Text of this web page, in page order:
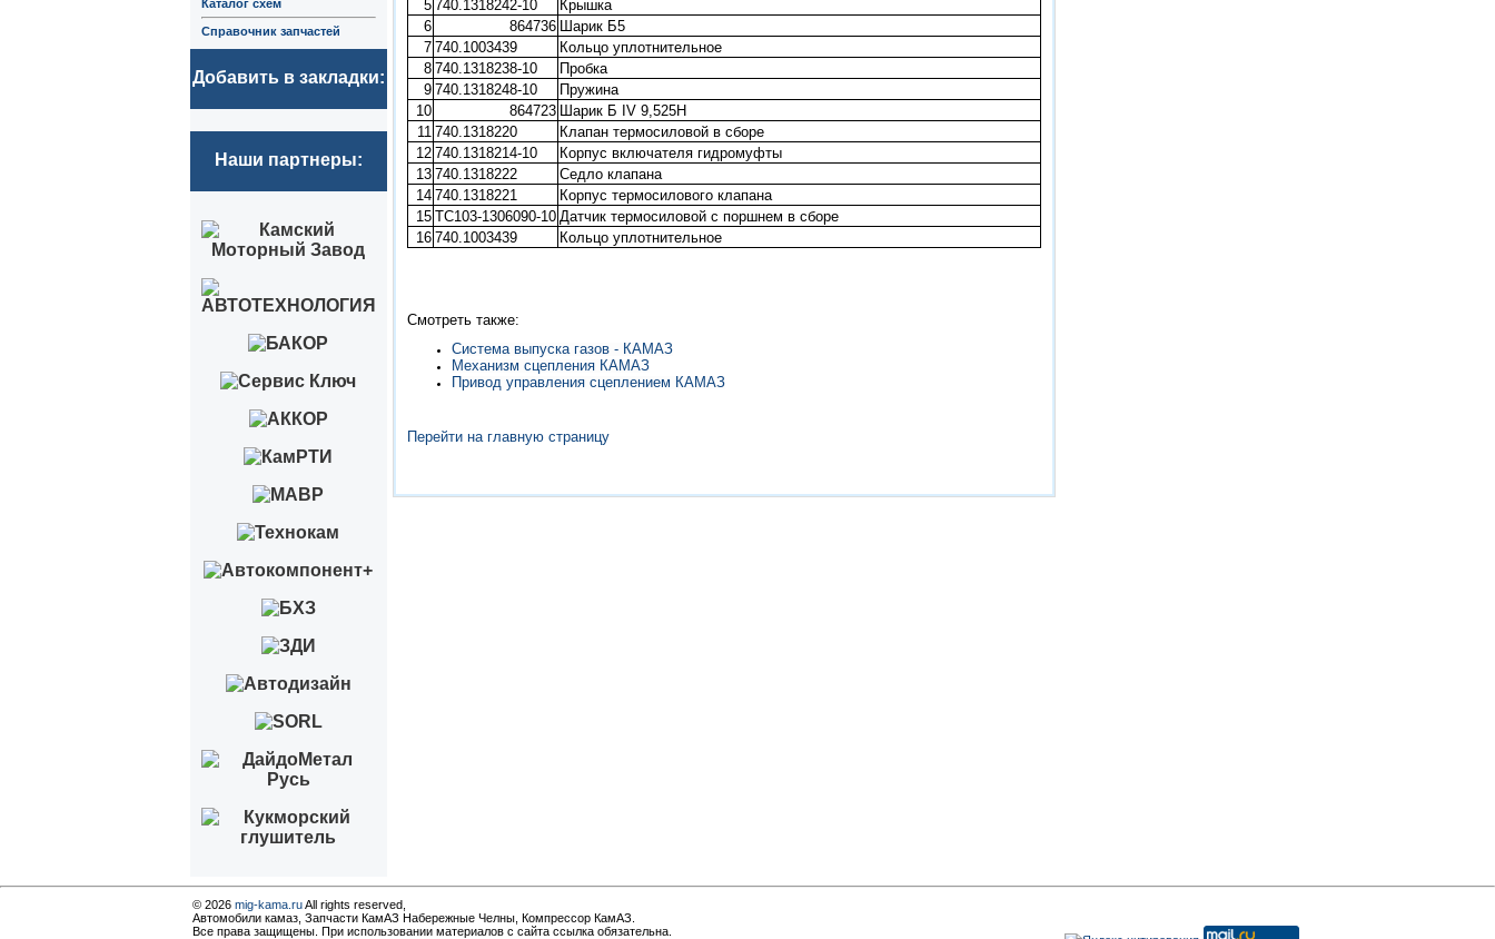
Каталог схем
Справочник запчастей
Добавить в закладки:
Наши партнеры:
5 740.1318242-10
Крышка
6
864736 Шарик Б5
7 740.1003439
Кольцо уплотнительное
8 740.1318238-10
Пробка
9 740.1318248-10
Пружина
10
864723 Шарик Б IV 9,525Н
11 740.1318220
Клапан термосиловой в сборе
12 740.1318214-10
Корпус включателя гидромуфты
13 740.1318222
Седло клапана
14 740.1318221
Корпус термосилового клапана
15 ТС103-1306090-10 Датчик термосиловой с поршнем в сборе
16 740.1003439 Кольцо уплотнительное
Смотреть также:
Система выпуска газов - КАМАЗ
Механизм сцепления КАМАЗ
Привод управления сцеплением КАМАЗ
Перейти на главную страницу
© 2026 mig-kama.ruAll rights reserved,
Автомобили камаз, Запчасти КамАЗ Набережные Челны, Компрессор КамАЗ.
Все права защищены. При использовании материалов с сайта ссылка обязательна.